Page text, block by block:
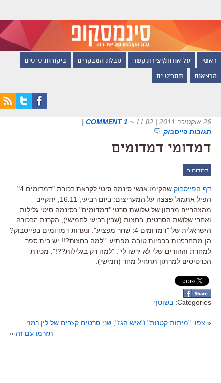
ראשי על אודות/יצירת קשר טבלת המבקרים ביקורות סרטים
הרצאות תסריט.ים
26 אוקטובר 2011 | 11:02 ~
1 COMMENT
|
תגובות פייסבוק
דמדומי דמדומים
דמדומים
דף הפייסבוק
שהקימו אנשי סינמה סיטי לקראת בכורת "דמדומים 4"
הפיל אתמול פצצה על המעריצים: ביום רביעי, 16.11, יתקיים
מהצהריים מרתון של שלושת סרטי "דמדומים" בסינמה סיטי גלילות,
ואחרי שלושת הסרטים, בחצות (שבין רביעי לחמישי), הקרנת הבכורה
הישראלית של "דמדומים 4: שחר מפציע". ונערות דמדומים בפייסבוק?
הן מתחרפנות בכפיות טובה מפתיע: "למה בחצות?!! יש בית ספר
למחרת וההורים שלי לא ירשו לי". "למה רק בגלילות??!". מכירת
הכרטיסים למרתון תתחיל מחר (חמישי).
Categories: בשוטף
« צפו: "מיתות קטנות" ו"איש הגז", שני סרטים קצרים של לין רמזי
תזרמו עם זה »